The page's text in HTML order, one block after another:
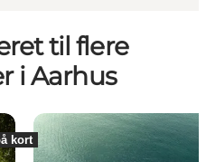
kort
til flere
i Aarhus